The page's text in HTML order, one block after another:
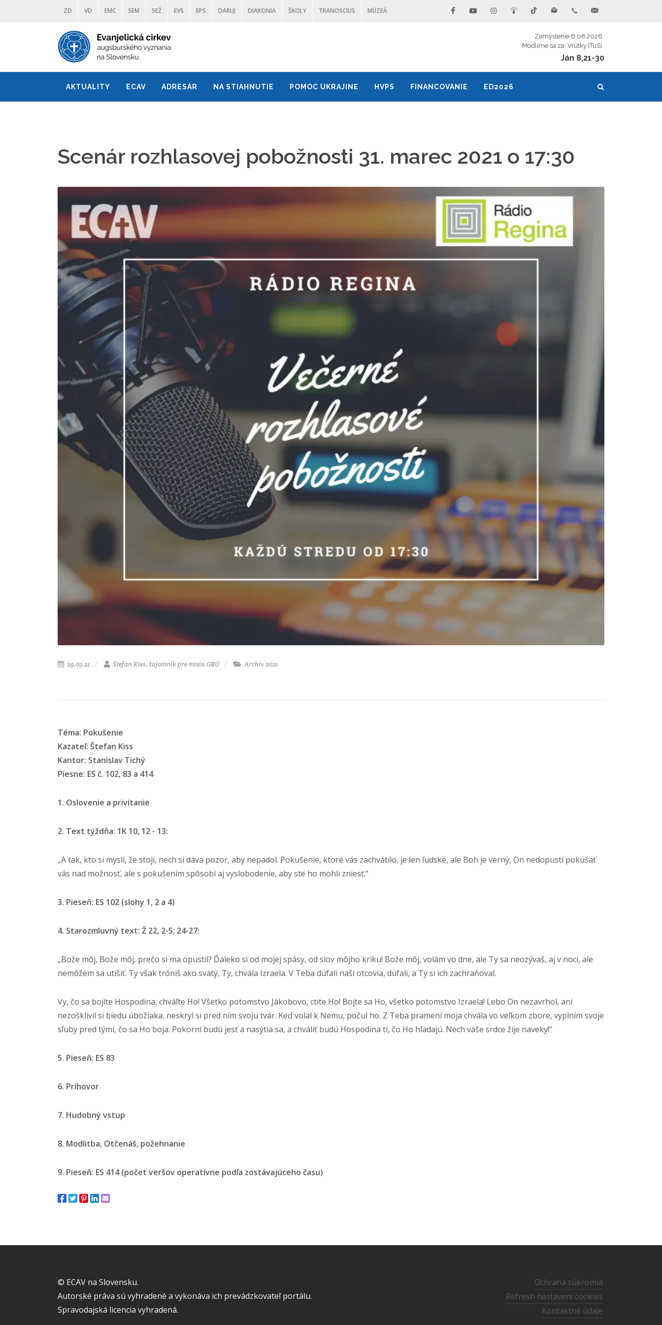
ZD VD EMC SEM SEŽ EVS EPS DARUJ DIAKONIA ŠKOLY TRANOSCIUS MÚZEÁ
Zamyslenie 6.08.2026
Modlíme sa za: Vrútky (TuS)
Ján 8,21-30
AKTUALITY ECAV ADRESÁR NA STIAHNUTIE POMOC UKRAJINE HVPS FINANCOVANIE ED2026
Scenár rozhlasovej pobožnosti 31. marec 2021 o 17:30
29.03.21 Štefan Kiss, tajomník pre misiu GBÚ Archív 2021
Téma: Pokušenie
Kazateľ: Štefan Kiss
Kantor: Stanislav Tichý
Piesne: ES č. 102, 83 a 414
1. Oslovenie a privítanie
2. Text týždňa: 1K 10, 12 - 13:
„A tak, kto si myslí, že stojí, nech si dáva pozor, aby nepadol. Pokušenie, ktoré vás zachvátilo, je len ľudské, ale Boh je verný, On nedopustí pokúšať
vás nad možnosť, ale s pokušením spôsobí aj vyslobodenie, aby ste ho mohli zniesť.“
3. Pieseň: ES 102 (slohy 1, 2 a 4)
4. Starozmluvný text: Ž 22, 2-5; 24-27:
„Bože môj, Bože môj, prečo si ma opustil? Ďaleko si od mojej spásy, od slov môjho kriku! Bože môj, volám vo dne, ale Ty sa neozývaš, aj v noci, ale
nemôžem sa utíšiť. Ty však tróniš ako svätý, Ty, chvála Izraela. V Teba dúfali naši otcovia, dúfali, a Ty si ich zachraňoval.
Vy, čo sa bojíte Hospodina, chváľte Ho! Všetko potomstvo Jákobovo, ctite Ho! Bojte sa Ho, všetko potomstvo Izraela! Lebo On nezavrhol, ani
nezošklivil si biedu úbožiaka, neskryl si pred ním svoju tvár. Keď volal k Nemu, počul ho. Z Teba pramení moja chvála vo veľkom zbore, vyplním svoje
sľuby pred tými, čo sa Ho boja. Pokorní budú jesť a nasýtia sa, a chváliť budú Hospodina tí, čo Ho hľadajú. Nech vaše srdce žije naveky!“
5. Pieseň: ES 83
6. Príhovor
7. Hudobný vstup
8. Modlitba, Otčenáš, požehnanie
9. Pieseň: ES 414 (počet veršov operatívne podľa zostávajúceho času)
© ECAV na Slovensku.
Autorské práva sú vyhradené a vykonáva ich prevádzkovateľ portálu.
Spravodajská licencia vyhradená.
Ochrana súkromia
Refresh nastavení cookies
Kontaktné údaje